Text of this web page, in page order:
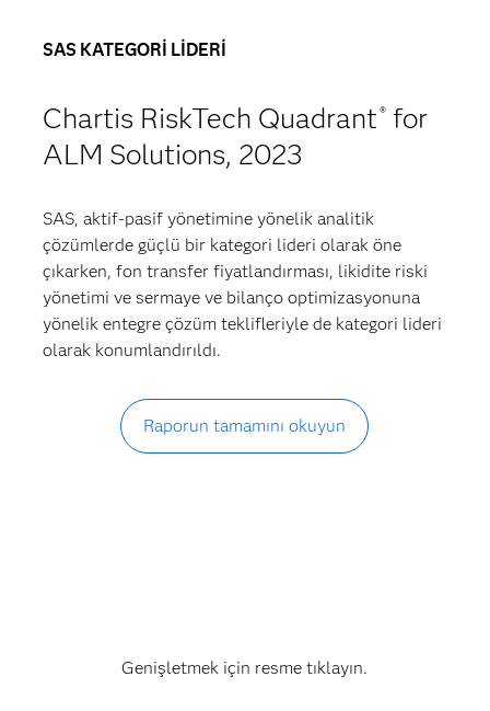
SAS KATEGORİ LİDERİ
Chartis RiskTech Quadrant®for
ALM Solutions, 2023
SAS, aktif-pasif yönetimine yönelik analitik
çözümlerde güçlü bir kategori lideri olarak öne
çıkarken, fon transfer fiyatlandırması, likidite riski
yönetimi ve sermaye ve bilanço optimizasyonuna
yönelik entegre çözüm teklifleriyle de kategori lideri
olarak konumlandırıldı.
Raporun tamamını okuyun
Genişletmek için resme tıklayın.